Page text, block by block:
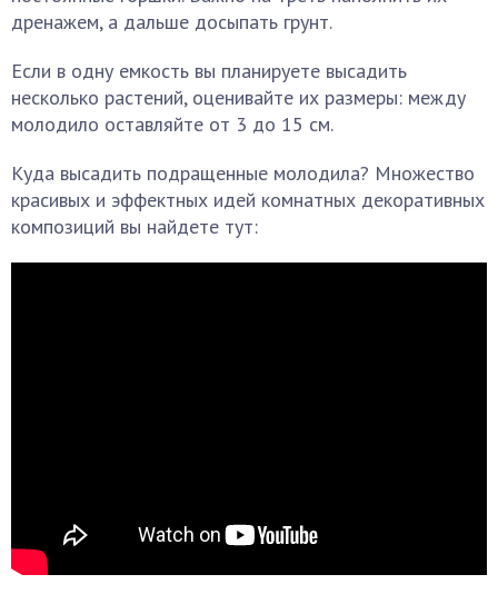
дренажем, а дальше досыпать грунт.
Если в одну емкость вы планируете высадить
несколько растений, оценивайте их размеры: между
молодило оставляйте от 3 до 15 см.
Куда высадить подращенные молодила? Множество
красивых и эффектных идей комнатных декоративных
композиций вы найдете тут: